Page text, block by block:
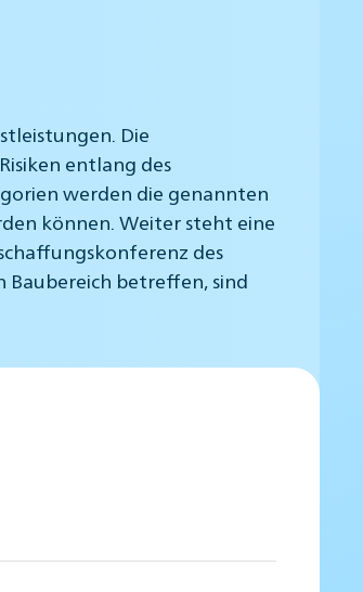
Die
entlang des
werden die genannten
können. Weiter steht eine
des
Baubereich betreffen, sind